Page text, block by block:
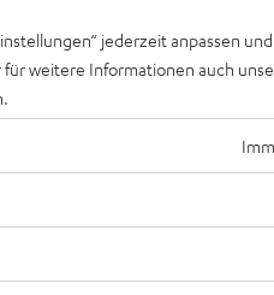
jederzeit anpassen
weitere Informationen auch